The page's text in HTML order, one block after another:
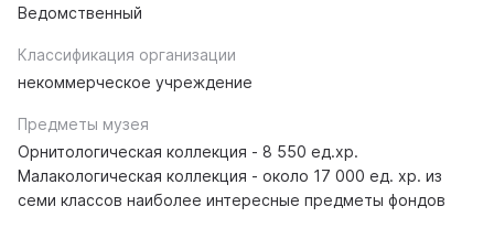
Ведомственный
Классификация организации
некоммерческое учреждение
Предметы музея
Орнитологическая коллекция - 8 550 ед.хр.
Малакологическая коллекция - около 17 000 ед. хр. из
семи классов наиболее интересные предметы фондов